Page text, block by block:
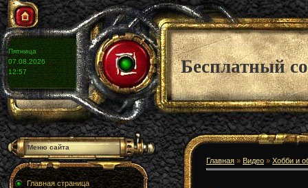
Пятница
07.08.2026
12:57
Бесплатный
Меню сайта
Главная страница
Главная » Видео » Хобби и